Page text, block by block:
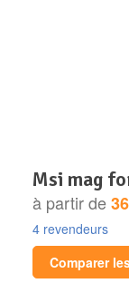
msi mag
à partir de
4 revendeurs
Comparer